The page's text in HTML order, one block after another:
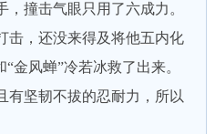
撞击气眼只用了六成力。
击，还没来得及将他五内化
金风蝉”冷若冰救了出来。
有坚韧不拔的忍耐力，所以